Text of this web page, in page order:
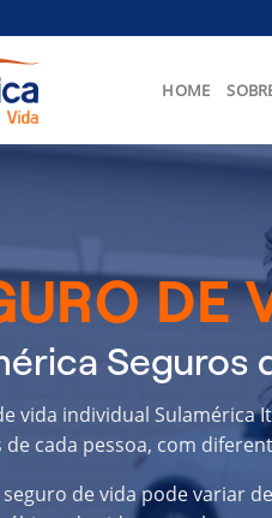
HOME
DE
Seguros
vida individual Sulamérica
de cada pessoa, com
de vida pode variar